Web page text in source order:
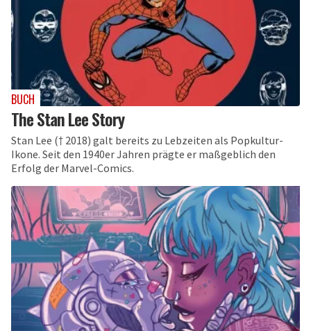
BUCH
The Stan Lee Story
Stan Lee († 2018) galt bereits zu Lebzeiten als Popkultur-
Ikone. Seit den 1940er Jahren prägte er maßgeblich den
Erfolg der Marvel-Comics.